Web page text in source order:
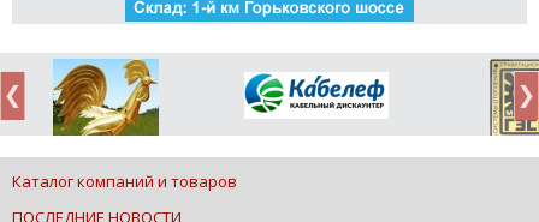
Каталог компаний и товаров
ПОСЛЕДНИЕ НОВОСТИ